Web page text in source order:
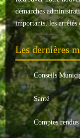
Galerie
LA MAIRIE
Horaires
Agence postale
Le conseil municipal
Les élus
démarches
importants, les arrêtés
Les dernières
Conseils
Santé
Comptes